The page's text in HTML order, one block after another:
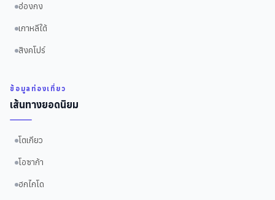
ฮ่องกง
เกาหลีใต้
สิงคโปร์
ข้อมูลท่องเที่ยว
เส้นทางยอดนิยม
โตเกียว
โอซาก้า
ฮกไกโด